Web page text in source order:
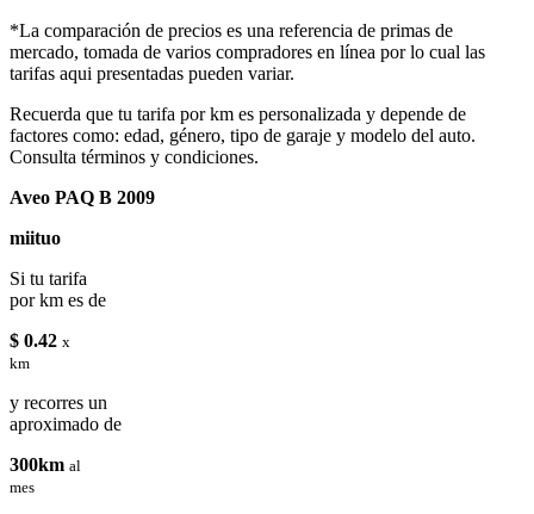
*La comparación de precios es una referencia de primas de
mercado, tomada de varios compradores en línea por lo cual las
tarifas aqui presentadas pueden variar.
Recuerda que tu tarifa por km es personalizada y depende de
factores como: edad, género, tipo de garaje y modelo del auto.
Consulta términos y condiciones.
Aveo PAQ B 2009
miituo
Si tu tarifa
por km es de
$ 0.42 x
km
y recorres un
aproximado de
300km al
mes